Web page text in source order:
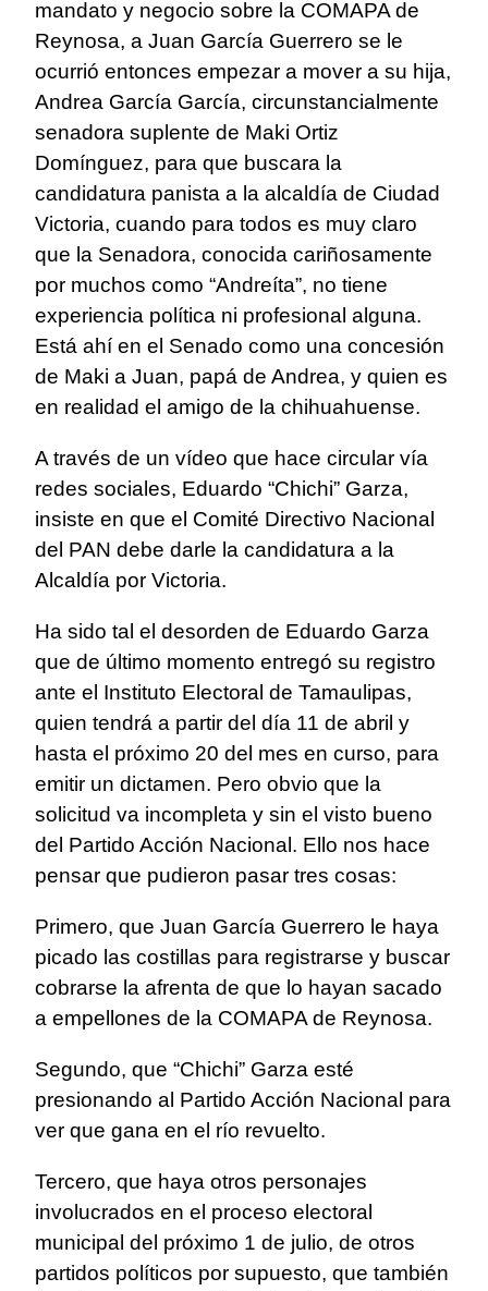
mandato y negocio sobre la COMAPA de
Reynosa, a Juan García Guerrero se le
ocurrió entonces empezar a mover a su hija,
Andrea García García, circunstancialmente
senadora suplente de Maki Ortiz
Domínguez, para que buscara la
candidatura panista a la alcaldía de Ciudad
Victoria, cuando para todos es muy claro
que la Senadora, conocida cariñosamente
por muchos como “Andreíta”, no tiene
experiencia política ni profesional alguna.
Está ahí en el Senado como una concesión
de Maki a Juan, papá de Andrea, y quien es
en realidad el amigo de la chihuahuense.
A través de un vídeo que hace circular vía
redes sociales, Eduardo “Chichi” Garza,
insiste en que el Comité Directivo Nacional
del PAN debe darle la candidatura a la
Alcaldía por Victoria.
Ha sido tal el desorden de Eduardo Garza
que de último momento entregó su registro
ante el Instituto Electoral de Tamaulipas,
quien tendrá a partir del día 11 de abril y
hasta el próximo 20 del mes en curso, para
emitir un dictamen. Pero obvio que la
solicitud va incompleta y sin el visto bueno
del Partido Acción Nacional. Ello nos hace
pensar que pudieron pasar tres cosas:
Primero, que Juan García Guerrero le haya
picado las costillas para registrarse y buscar
cobrarse la afrenta de que lo hayan sacado
a empellones de la COMAPA de Reynosa.
Segundo, que “Chichi” Garza esté
presionando al Partido Acción Nacional para
ver que gana en el río revuelto.
Tercero, que haya otros personajes
involucrados en el proceso electoral
municipal del próximo 1 de julio, de otros
partidos políticos por supuesto, que también